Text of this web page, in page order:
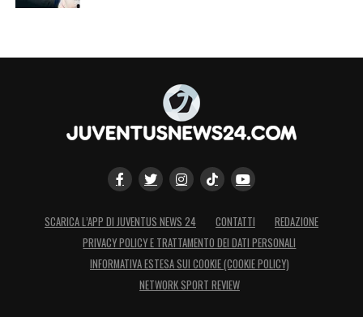
SCARICA L’APP DI JUVENTUS NEWS 24 CONTATTI
REDAZIONE
PRIVACY POLICY E TRATTAMENTO DEI DATI PERSONALI
INFORMATIVA ESTESA SUI COOKIE (COOKIE POLICY)
NETWORK SPORT REVIEW